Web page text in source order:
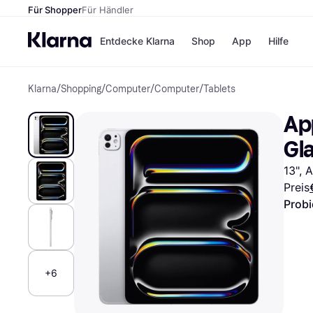
Für ShopperFür Händler
Entdecke Klarna
Zahlungsmethoden
Bezahle in 3
Teilzahlungen
Bezahle in bis zu 30
Tagen
Ratenzahlung
Shop
H&M
Temu
App Hilfe
Klarna/Shopping/Computer/Computer/Tablets
+6
13",
Preis